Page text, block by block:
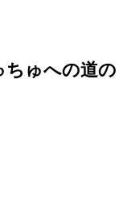
ちゅへの道の